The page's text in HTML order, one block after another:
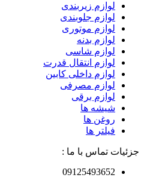
لوازم زیربندی
لوازم جلوبندی
لوازم موتوری
لوازم بدنه
لوازم شاسی
لوازم انتقال قدرت
لوازم داخلی کابین
لوازم مصرفی
لوازم برقی
شیشه ها
روغن ها
فیلتر ها
جزئیات تماس با ما :
09125493652